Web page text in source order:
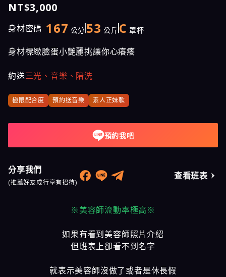
NT$3,000
身材密碼 167 公分 53 公斤 C 罩杯
身材標緻臉蛋小艷麗挑讓你心癢癢
約送三光、音樂、陪洗
極限配合度 預約送音樂 素人正妹款
預約我吧
分享我們
(推薦好友成行享有招待)
查看班表
※美容師流動率極高※
如果有看到美容師照片介紹
但班表上卻看不到名字
就表示美容師沒做了或者是休長假